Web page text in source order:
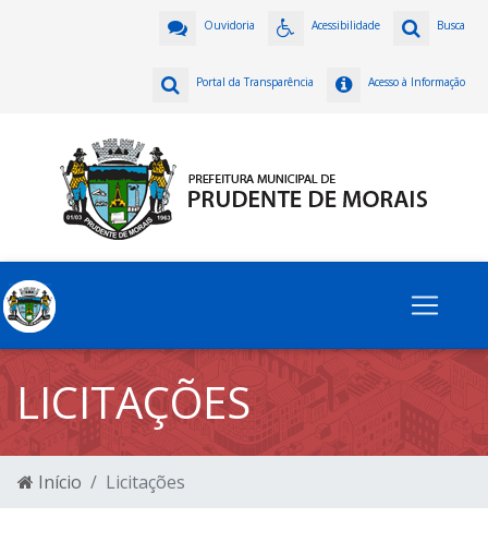
Busca
Acessibilidade
Ouvidoria
Acesso à Informação
Portal da Transparência
LICITAÇÕES
Início Licitações